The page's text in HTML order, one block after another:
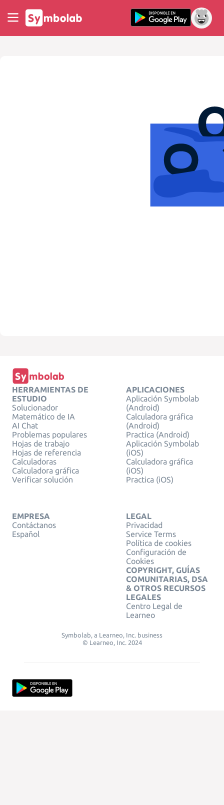
HERRAMIENTAS DE
ESTUDIO
Solucionador
Matemático de IA
AI Chat
Problemas populares
Hojas de trabajo
Hojas de referencia
Calculadoras
Calculadora gráfica
Verificar solución
APLICACIONES
Aplicación Symbolab
(Android)
Calculadora gráfica
(Android)
Practica (Android)
Aplicación Symbolab
(iOS)
Calculadora gráfica
(iOS)
Practica (iOS)
EMPRESA
Contáctanos
Español
LEGAL
Privacidad
Service Terms
Política de cookies
Configuración de
Cookies
COPYRIGHT, GUÍAS
COMUNITARIAS, DSA
& OTROS RECURSOS
LEGALES
Centro Legal de
Learneo
Symbolab, a Learneo, Inc. business
© Learneo, Inc. 2024